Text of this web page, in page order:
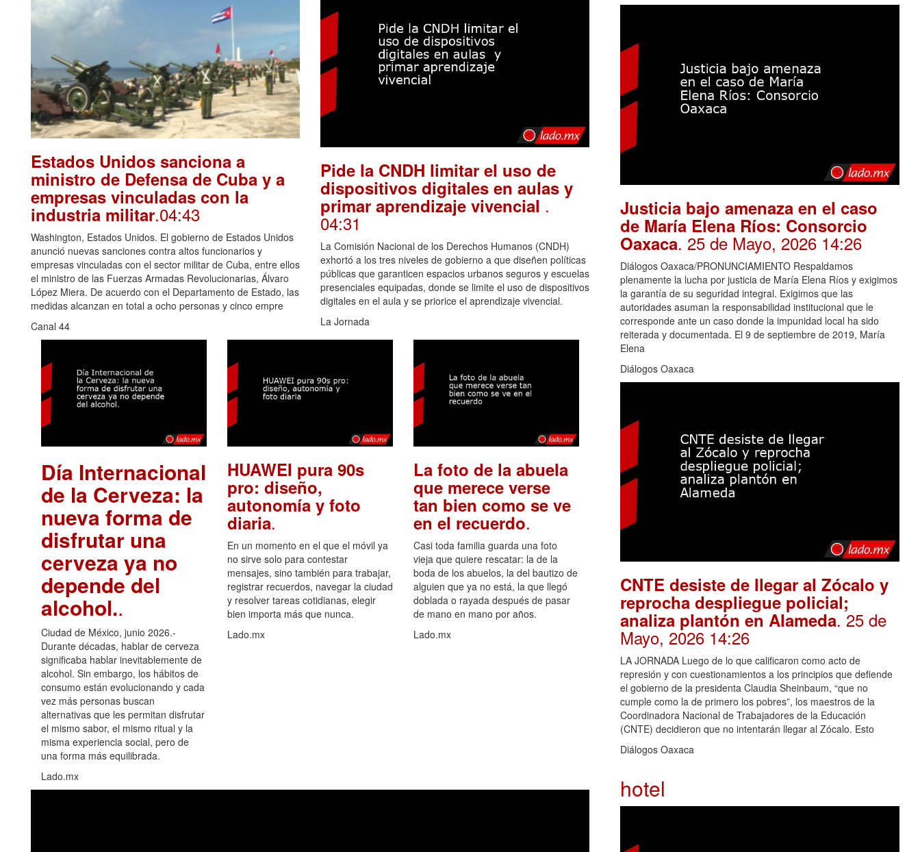
Estados Unidos sanciona a
ministro de Defensa de Cuba y a
empresas vinculadas con la
industria militar.04:43
Washington, Estados Unidos. El gobierno de Estados Unidos
anunció nuevas sanciones contra altos funcionarios y
empresas vinculadas con el sector militar de Cuba, entre ellos
el ministro de las Fuerzas Armadas Revolucionarias, Álvaro
López Miera. De acuerdo con el Departamento de Estado, las
medidas alcanzan en total a ocho personas y cinco empre
Canal 44
Pide la CNDH limitar el uso de
dispositivos digitales en aulas y
primar aprendizaje vivencial .
04:31
La Comisión Nacional de los Derechos Humanos (CNDH)
exhortó a los tres niveles de gobierno a que diseñen políticas
públicas que garanticen espacios urbanos seguros y escuelas
presenciales equipadas, donde se limite el uso de dispositivos
digitales en el aula y se priorice el aprendizaje vivencial.
La Jornada
Día Internacional
de la Cerveza: la
nueva forma de
disfrutar una
cerveza ya no
depende del
alcohol..
Ciudad de México, junio 2026.-
Durante décadas, hablar de cerveza
significaba hablar inevitablemente de
alcohol. Sin embargo, los hábitos de
consumo están evolucionando y cada
vez más personas buscan
alternativas que les permitan disfrutar
el mismo sabor, el mismo ritual y la
misma experiencia social, pero de
una forma más equilibrada.
Lado.mx
HUAWEI pura 90s
pro: diseño,
autonomía y foto
diaria.
En un momento en el que el móvil ya
no sirve solo para contestar
mensajes, sino también para trabajar,
registrar recuerdos, navegar la ciudad
y resolver tareas cotidianas, elegir
bien importa más que nunca.
Lado.mx
La foto de la abuela
que merece verse
tan bien como se ve
en el recuerdo.
Casi toda familia guarda una foto
vieja que quiere rescatar: la de la
boda de los abuelos, la del bautizo de
alguien que ya no está, la que llegó
doblada o rayada después de pasar
de mano en mano por años.
Lado.mx
Justicia bajo amenaza en el caso
de María Elena Ríos: Consorcio
Oaxaca. 25 de Mayo, 2026 14:26
Diálogos Oaxaca/PRONUNCIAMIENTO Respaldamos
plenamente la lucha por justicia de María Elena Ríos y exigimos
la garantía de su seguridad integral. Exigimos que las
autoridades asuman la responsabilidad institucional que le
corresponde ante un caso donde la impunidad local ha sido
reiterada y documentada. El 9 de septiembre de 2019, María
Elena
Diálogos Oaxaca
CNTE desiste de llegar al Zócalo y
reprocha despliegue policial;
analiza plantón en Alameda. 25 de
Mayo, 2026 14:26
LA JORNADA Luego de lo que calificaron como acto de
represión y con cuestionamientos a los principios que defiende
el gobierno de la presidenta Claudia Sheinbaum, “que no
cumple como la de primero los pobres”, los maestros de la
Coordinadora Nacional de Trabajadores de la Educación
(CNTE) decidieron que no intentarán llegar al Zócalo. Esto
Diálogos Oaxaca
hotel